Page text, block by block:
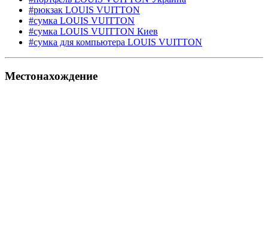
#рюкзак LOUIS VUITTON
#сумка LOUIS VUITTON
#сумка LOUIS VUITTON Киев
#сумка для компьютера LOUIS VUITTON
Местонахождение